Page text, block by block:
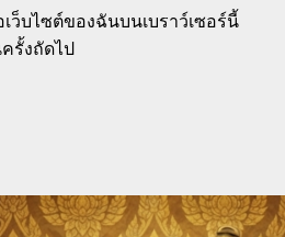
ว็บไซต์ของฉันบนเบราว์เซอร์นี้
รั้งถัดไป